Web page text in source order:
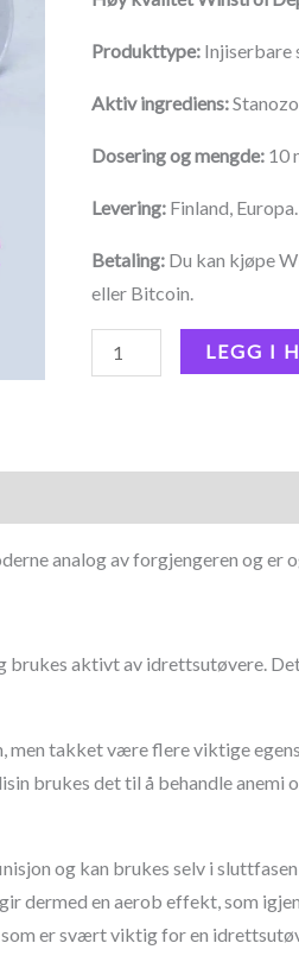
Produkttype: Injiserbare
Aktiv ingrediens:
Dosering og mengde: 10
Levering: Finland, Europa.
Betaling: Du kan kjøpe
eller Bitcoin.
LEGG I
analog av forgjengeren og
aktivt av idrettsutøvere.
takket være flere viktige
brukes det til å behandle anemi
og kan brukes selv i
dermed en aerob effekt, som
er svært viktig for en